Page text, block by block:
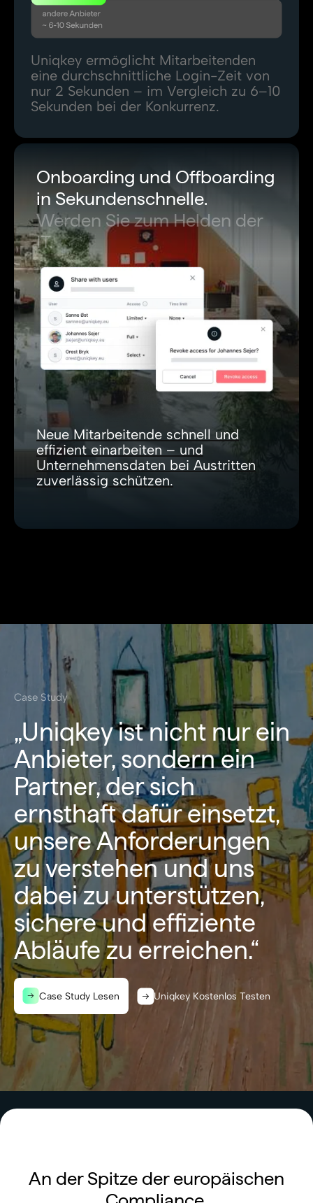
Uniqkey ermöglicht Mitarbeitenden
eine durchschnittliche Login-Zeit von
nur 2 Sekunden – im Vergleich zu 6–10
Sekunden bei der Konkurrenz.
Onboarding und Offboarding
in Sekundenschnelle.
Werden Sie zum Helden der
IT.
Neue Mitarbeitende schnell und
effizient einarbeiten – und
Unternehmensdaten bei Austritten
zuverlässig schützen.
Case Study
„Uniqkey ist nicht nur ein
Anbieter, sondern ein
Partner, der sich
ernsthaft dafür einsetzt,
unsere Anforderungen
zu verstehen und uns
dabei zu unterstützen,
sichere und effiziente
Abläufe zu erreichen.“
Case Study Lesen Uniqkey Kostenlos Testen
An der Spitze der europäischen